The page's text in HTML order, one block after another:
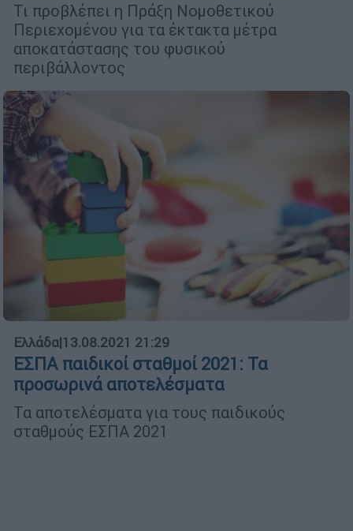
Τι προβλέπει η Πράξη Νομοθετικού
Περιεχομένου για τα έκτακτα μέτρα
αποκατάστασης του φυσικού
περιβάλλοντος
Ελλάδα|13.08.2021 21:29
ΕΣΠΑ παιδικοί σταθμοί 2021: Τα
προσωρινά αποτελέσματα
Τα αποτελέσματα για τους παιδικούς
σταθμούς ΕΣΠΑ 2021